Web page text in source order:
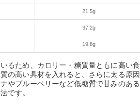
21.5g
37.2g
19.8g
るため、カロリー・糖質量ともに高い食
の高い具材を入れると、さらに太る原因
やブルーベリーなど低糖質で甘みのある
です。